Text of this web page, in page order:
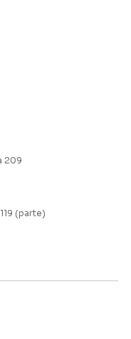
209
(parte)